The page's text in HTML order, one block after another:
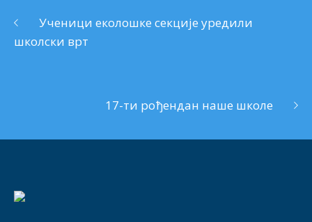
Ученици еколошке секције уредили
школски врт
17-ти рођендан наше школе